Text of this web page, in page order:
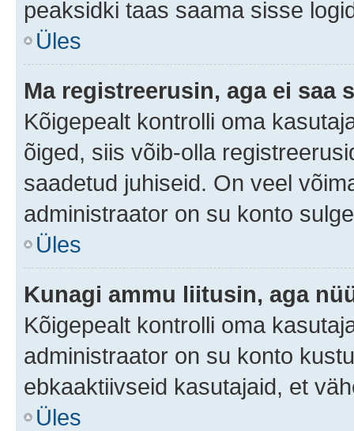
peaksidki taas saama sisse
Üles
Ma registreerusin, aga ei saa
Kõigepealt kontrolli oma
õiged, siis võib-olla
saadetud juhiseid. On veel
administraator on su konto
Üles
Kunagi ammu liitusin, aga
Kõigepealt kontrolli oma
administraator on su konto
ebkaaktiivseid kasutajaid, et
Üles